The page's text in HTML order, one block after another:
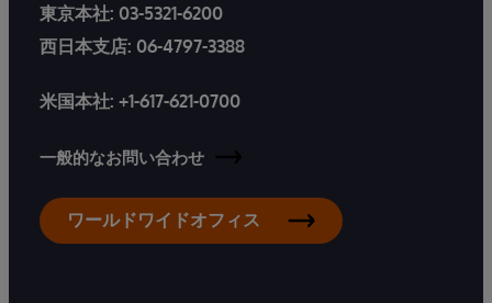
東京本社: 03-5321-6200
西日本支店: 06-4797-3388
米国本社: +1-617-621-0700
一般的なお問い合わせ
ワールドワイドオフィス